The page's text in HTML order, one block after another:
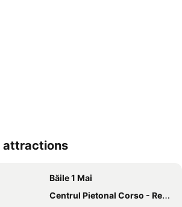
attractions
Băile 1 Mai
Centrul Pietonal Corso - Republicii